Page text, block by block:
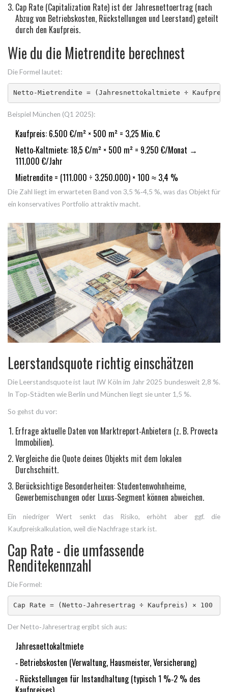
Cap Rate (Capitalization Rate) ist der Jahresnettoertrag (nach
Abzug von Betriebskosten, Rückstellungen und Leerstand) geteilt
durch den Kaufpreis.
Wie du die Mietrendite berechnest
Die Formel lautet:
Netto‑Mietrendite = (Jahresnettokaltmiete ÷
Beispiel München (Q1 2025):
Kaufpreis: 6.500 €/m² × 500 m² = 3,25 Mio. €
Netto‑Kaltmiete: 18,5 €/m² × 500 m² = 9.250 €/Monat →
111.000 €/Jahr
Mietrendite = (111.000 ÷ 3.250.000) × 100 ≈ 3,4 %
Die Zahl liegt im erwarteten Band von 3,5 %‑4,5 %, was das Objekt für
ein konservatives Portfolio attraktiv macht.
Leerstandsquote richtig einschätzen
Die Leerstandsquote ist laut IW Köln im Jahr 2025 bundesweit 2,8 %.
In Top‑Städten wie Berlin und München liegt sie unter 1,5 %.
So gehst du vor:
Erfrage aktuelle Daten von Marktreport‑Anbietern (z. B. Provecta
Immobilien).
Vergleiche die Quote deines Objekts mit dem lokalen
Durchschnitt.
Berücksichtige Besonderheiten: Studentenwohnheime,
Gewerbemischungen oder Luxus‑Segment können abweichen.
Ein niedriger Wert senkt das Risiko, erhöht aber ggf. die
Kaufpreiskalkulation, weil die Nachfrage stark ist.
Cap Rate - die umfassende
Renditekennzahl
Die Formel:
Cap Rate = (Netto‑Jahresertrag ÷ Kaufpreis) × 100
Der Netto‑Jahresertrag ergibt sich aus:
Jahresnettokaltmiete
‑ Betriebskosten (Verwaltung, Hausmeister, Versicherung)
‑ Rückstellungen für Instandhaltung (typisch 1 %‑2 % des